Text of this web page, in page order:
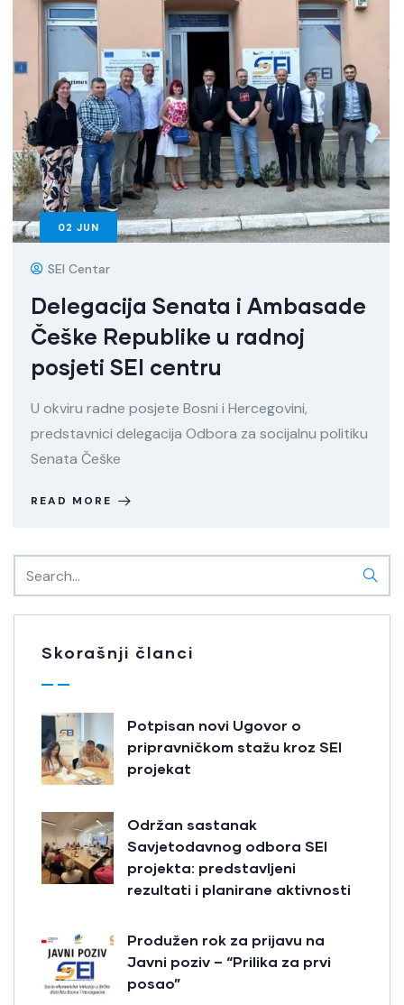
02 JUN
SEI Centar
Delegacija Senata i Ambasade
Češke Republike u radnoj
posjeti SEI centru
U okviru radne posjete Bosni i Hercegovini,
predstavnici delegacija Odbora za socijalnu politiku
Senata Češke
READ MORE
Skorašnji članci
Potpisan novi Ugovor o
pripravničkom stažu kroz SEI
projekat
Održan sastanak
Savjetodavnog odbora SEI
projekta: predstavljeni
rezultati i planirane aktivnosti
Produžen rok za prijavu na
Javni poziv – “Prilika za prvi
posao”